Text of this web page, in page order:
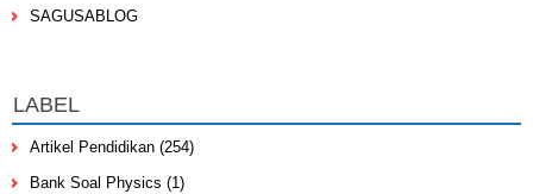
SAGUSABLOG
LABEL
Artikel Pendidikan (254)
Bank Soal Physics (1)